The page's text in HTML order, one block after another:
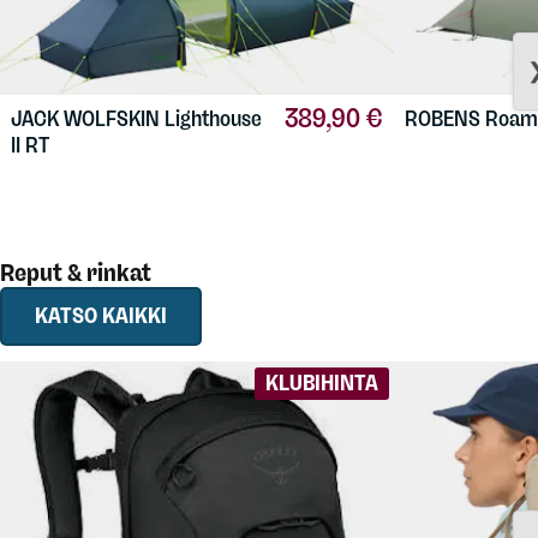
389,90 €
JACK WOLFSKIN Lighthouse
II RT
ROBENS
Reput & rinkat
KATSO KAIKKI
KLUBIHINTA